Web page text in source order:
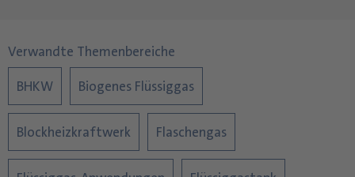
Verwandte Themenbereiche
BHKW
Biogenes Flüssiggas
Blockheizkraftwerk Flaschengas